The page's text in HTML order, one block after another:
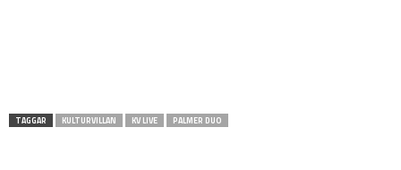
TAGGAR KULTURVILLAN KV LIVE PALMER DUO